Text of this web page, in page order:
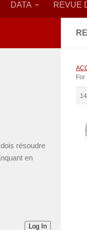
DATA REVUE
For
en
Log In